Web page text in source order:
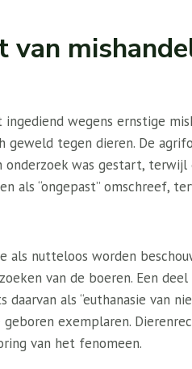
wegens ernstige
geweld tegen dieren. De
onderzoek was gestart, terwijl
als “ongepast” omschreef,
als nutteloos worden
van de boeren. Een deel
als “euthanasie van
exemplaren.
van het fenomeen.